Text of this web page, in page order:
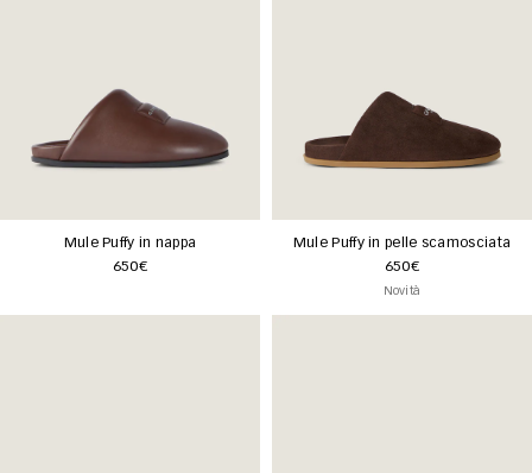
Mule Puffy in nappa
650€
Mule Puffy in pelle scamosciata
650€
Novità